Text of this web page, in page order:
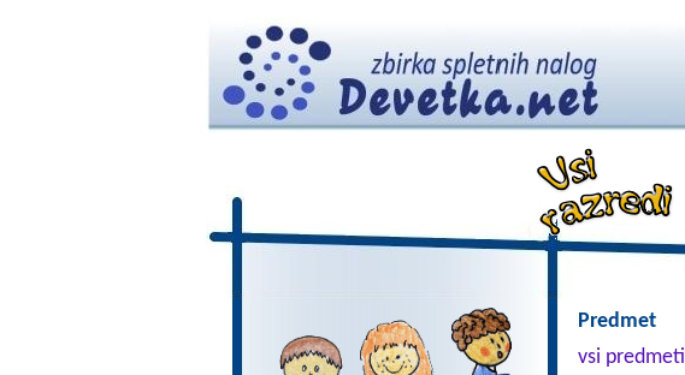
Predmet
vsi predmeti